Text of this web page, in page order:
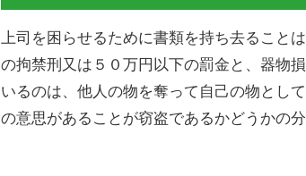
上司を困らせるために書類を持ち去ること
の拘禁刑又は５０万円以下の罰金と、器物
いるのは、他人の物を奪って自己の物とし
の意思があることが窃盗であるかどうかの分